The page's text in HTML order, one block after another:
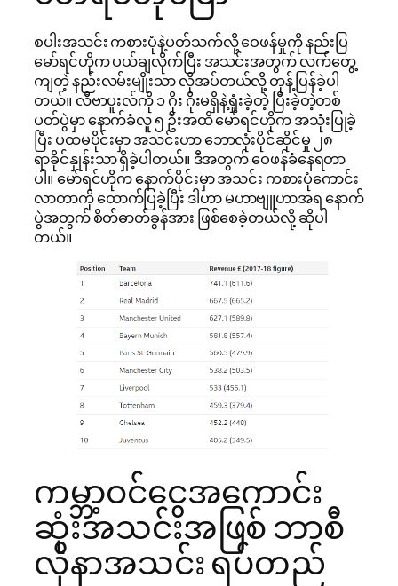
စပါးအသင်း ကစားပုံနဲ့ပတ်သက်လို့ ဝေဖန်မှုကို နည်းပြ
မော်ရင်ဟိုက ပယ်ချလိုက်ပြီး အသင်းအတွက် လက်တွေ့
ကျတဲ့ နည်းလမ်းမျိုးသာ လိုအပ်တယ်လို့ ‌တုန့်ပြန်ခဲ့ပါ
တယ်။ လီဗာပူးလ်ကို ၁ ဂိုး ဂိုးမရှိနဲ့ရှုံးခဲ့တဲ့ ပြီးခဲ့တဲ့တစ်
ပတ်ပွဲမှာ နောက်ခံလူ ၅ ဦးအထိ မော်ရင်ဟိုက အသုံးပြုခဲ့
ပြီး ပထမပိုင်းမှာ အသင်းဟာ ဘောလုံးပိုင်ဆိုင်မှု ၂၈
ရာခိုင်နှုန်းသာ ရှိခဲ့ပါတယ်။ ဒီအတွက် ဝေဖန်ခံနေရတာ
ပါ။ မော်ရင်ဟိုက နောက်ပိုင်းမှာ အသင်း ကစားပုံကောင်း
လာတာကို ထောက်ပြခဲ့ပြီး ဒါဟာ မဟာဗျူဟာအရ နောက်
ပွဲအတွက် စိတ်ဓာတ်ခွန်အား ဖြစ်စေခဲ့တယ်လို့ ဆိုပါ
တယ်။
ကမ္ဘာ့ဝင်ငွေအကောင်း
ဆုံးအသင်းအဖြစ် ဘာစီ
လိုနာအသင်း ရပ်တည်